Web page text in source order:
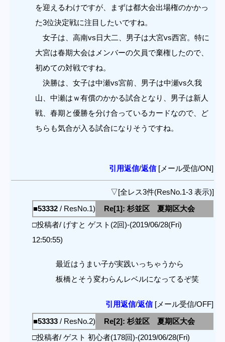
を迎えるわけですが、まずは都大会出場権のかかっ
た3位決定戦に注目したいですね。
女子は、高南vs日大二、男子は大宮vs西宮。特に
大宮は春期大会はメンバーの欠員で棄権したので、
初めての対戦ですね。
決勝は、女子は中瀬vs宮前、男子は中瀬vs久我
山、中瀬はｗ有償のかかる試合となり、男子は新人
戦、春期と優勝を分け合っているカードなので、ど
ちらも気合が入る試合になりそうですね。
引用返信/返信[メール受信/ON]
▽[全レス3件(ResNo.1-3 表示)]
■53332 / ResNo.1)
Re[1]: 杉並区 夏期区大会
□投稿者/ げすと ゲスト(2回)-(2019/06/28(Fri)
12:50:55)
最近はうまい子が実践いっちゃうから
板橋とそう変わらんレベルになってるぞ笑
引用返信/返信[メール受信/OFF]
■53333 / ResNo.2)
Re[2]: 杉並区 夏期区大会
□投稿者/ ゲスト 初心者(178回)-(2019/06/28(Fri)